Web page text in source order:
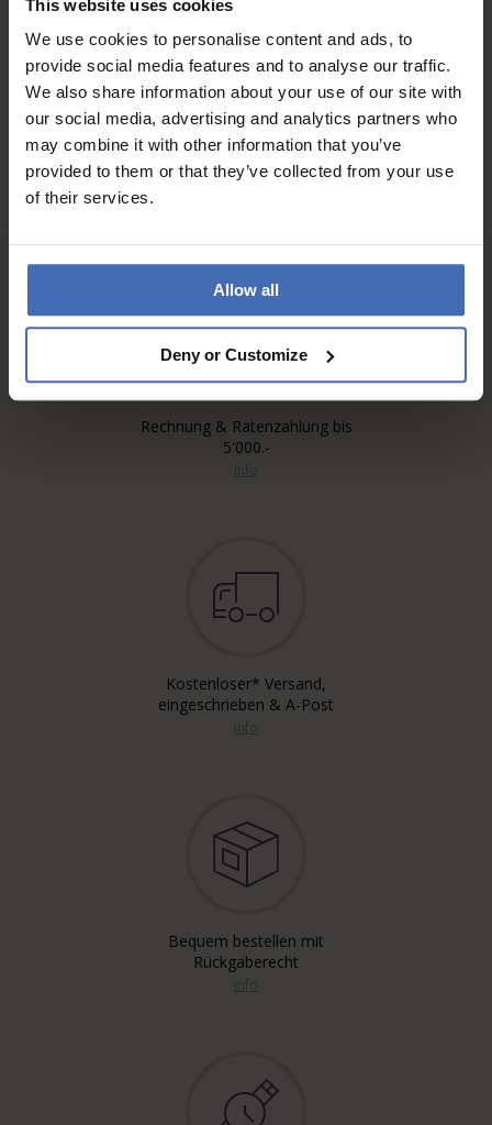
This website uses cookies
We use cookies to personalise content and ads, to
provide social media features and to analyse our traffic.
We also share information about your use of our site with
our social media, advertising and analytics partners who
may combine it with other information that you’ve
provided to them or that they’ve collected from your use
of their services.
Allow all
Deny or Customize
ZU DEN BEWERTUNGEN
Rechnung & Ratenzahlung bis
5'000.-
Kostenloser* Versand,
eingeschrieben & A-Post
Bequem bestellen mit
Rückgaberecht